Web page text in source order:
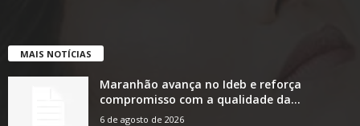
MAIS NOTÍCIAS
Maranhão avança no Ideb e reforça
compromisso com a qualidade da...
6 de agosto de 2026